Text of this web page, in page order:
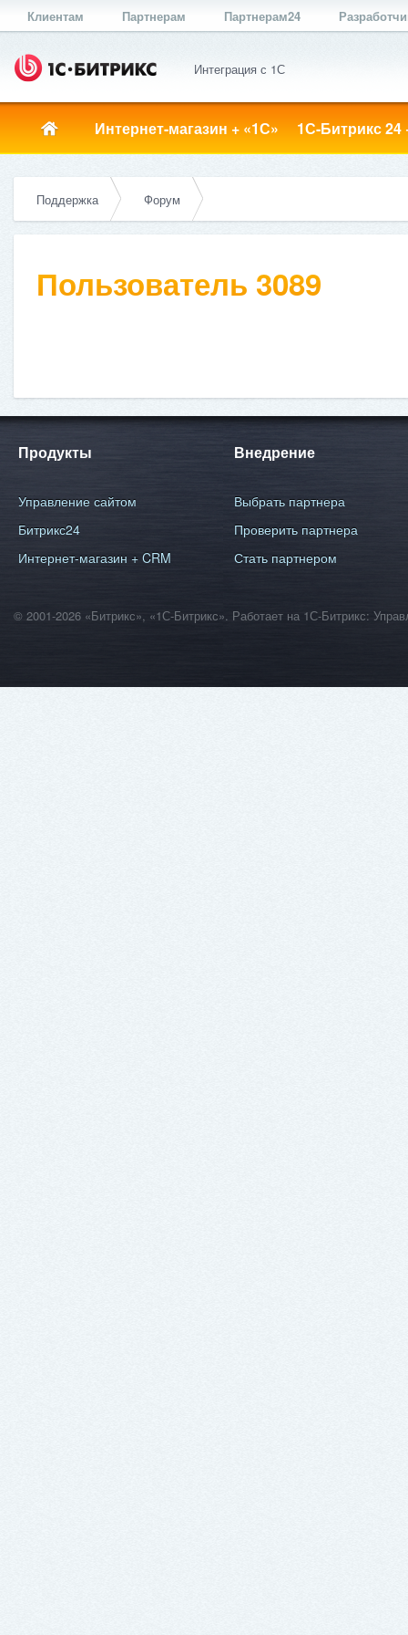
Клиентам Партнерам Партнерам24
Интеграция с 1С
Интернет-магазин + «1С» 1С-Битрикс 24
Поддержка Форум
Пользователь 3089
Продукты
Управление сайтом
Битрикс24
Интернет-магазин + CRM
Внедрение
Выбрать партнера
Проверить партнера
Стать партнером
© 2001-2026 «Битрикс», «1С-Битрикс». Работает на 1С-Битрикс: